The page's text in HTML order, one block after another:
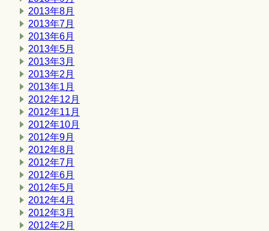
2013年8月
2013年7月
2013年6月
2013年5月
2013年3月
2013年2月
2013年1月
2012年12月
2012年11月
2012年10月
2012年9月
2012年8月
2012年7月
2012年6月
2012年5月
2012年4月
2012年3月
2012年2月